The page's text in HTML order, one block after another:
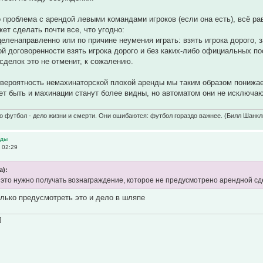
проблема с арендой левыми командами игроков (если она есть), всё
сделать почти все, что угодно:
или по причине неумения играть: взять игрока
договоренности взять игрока дорого и без каких-либо официальных
это не отменит, к сожалению.
немахинаторской плохой аренды мы таким образом
быть и махинации станут более видны, но автоматом они не
футбол - дело жизни и смерти. Они ошибаются: футбол гораздо важнее. (Билл
02:29
нужно получать вознаграждение, которое не предусмотрено арендной
предусмотреть это и дело в шляпе